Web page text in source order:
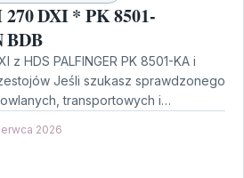
DXI * PK 8501-
BDB
z HDS PALFINGER PK 8501-KA i
Jeśli szukasz sprawdzonego
transportowych i…
2026